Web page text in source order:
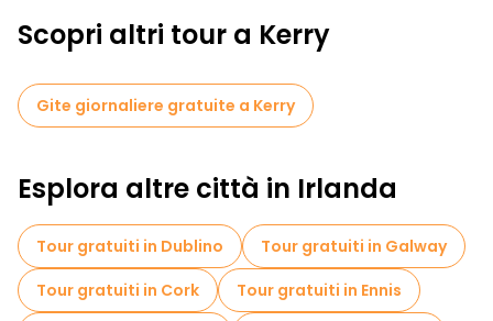
Scopri altri tour a Kerry
Gite giornaliere gratuite a Kerry
Esplora altre città in Irlanda
Tour gratuiti in Dublino
Tour gratuiti in Galway
Tour gratuiti in Cork
Tour gratuiti in Ennis